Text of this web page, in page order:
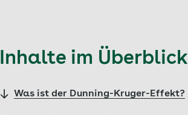
Inhalte im Überblick
Was ist der Dunning-Kruger-Effekt?